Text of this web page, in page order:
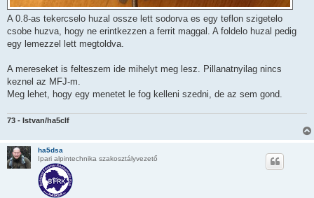
A 0.8-as tekercselo huzal ossze lett sodorva es egy teflon szigetelo
csobe huzva, hogy ne erintkezzen a ferrit maggal. A foldelo huzal pedig
egy lemezzel lett megtoldva.
A mereseket is felteszem ide mihelyt meg lesz. Pillanatnyilag nincs
keznel az MFJ-m.
Meg lehet, hogy egy menetet le fog kelleni szedni, de az sem gond.
73 - Istvan/ha5clf
ha5dsa
Ipari alpintechnika szakosztályvezető